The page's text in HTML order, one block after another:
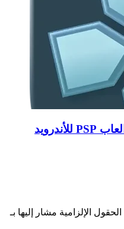
تحميل تطبيق ppsspp محاكي العاب PSP للأندرويد
الحقول الإلزامية مشار إليها بـ